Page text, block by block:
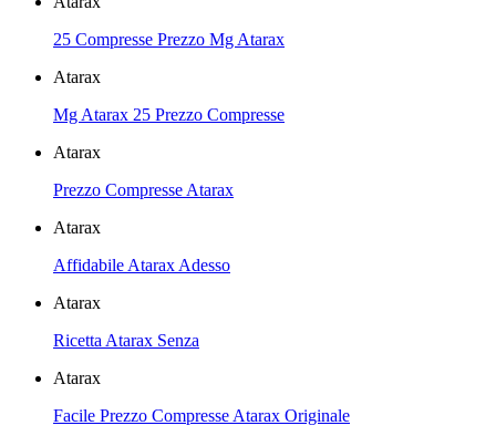
25 Compresse Prezzo Mg Atarax
Atarax
Mg Atarax 25 Prezzo Compresse
Atarax
Prezzo Compresse Atarax
Atarax
Affidabile Atarax Adesso
Atarax
Ricetta Atarax Senza
Atarax
Facile Prezzo Compresse Atarax Originale